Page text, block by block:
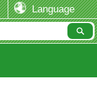
Language